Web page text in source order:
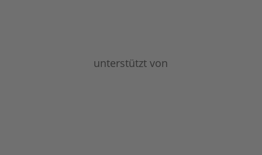
unterstützt von